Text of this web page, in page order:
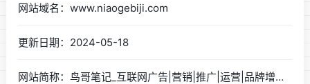
网站域名：www.niaogebiji.com
更新日期：2024-05-18
网站简称：鸟哥笔记_互联网广告|营销|推广|运营|品牌增长社区